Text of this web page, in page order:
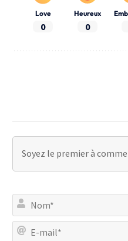
Love
0
Heureux
0